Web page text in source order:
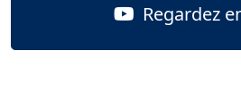
Regardez